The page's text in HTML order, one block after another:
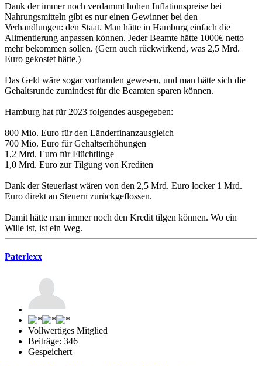
Dank der immer noch verdammt hohen Inflationspreise bei
Nahrungsmitteln gibt es nur einen Gewinner bei den
Verhandlungen: den Staat. Man hätte in Hamburg einfach die
Alimentierung anpassen können. Jeder Beamte hätte 1000€ netto
mehr bekommen sollen. (Gern auch rückwirkend, was 2,5 Mrd.
Euro gekostet hätte.)
Das Geld wäre sogar vorhanden gewesen, und man hätte sich die
Gehaltsrunde zumindest für die Beamten sparen können.
Hamburg hat für 2023 folgendes ausgegeben:
800 Mio. Euro für den Länderfinanzausgleich
700 Mio. Euro für Gehaltserhöhungen
1,2 Mrd. Euro für Flüchtlinge
1,0 Mrd. Euro zur Tilgung von Krediten
Dank der Steuerlast wären von den 2,5 Mrd. Euro locker 1 Mrd.
Euro direkt an Steuern zurückgeflossen.
Damit hätte man immer noch den Kredit tilgen können. Wo ein
Wille ist, ist ein Weg.
Paterlexx
Vollwertiges Mitglied
Beiträge: 346
Gespeichert